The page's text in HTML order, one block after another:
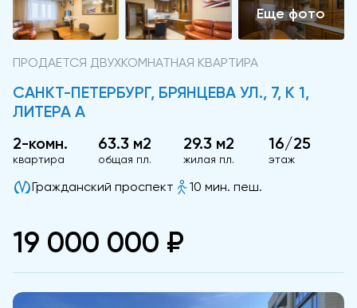
ПРОДАЕТСЯ ДВУХКОМНАТНАЯ КВАРТИРА
САНКТ-ПЕТЕРБУРГ, БРЯНЦЕВА УЛ., 7, К 1,
ЛИТЕРА А
2-комн.
квартира
63.3 м2
общая пл.
29.3 м2
жилая пл.
16/25
этаж
Гражданский проспект 10 мин. пеш.
19 000 000 ₽